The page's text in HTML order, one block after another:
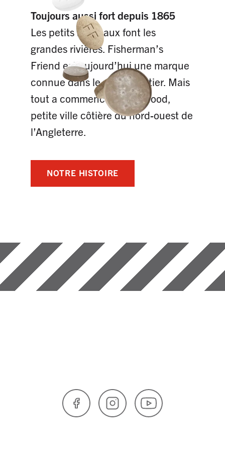
Toujours aussi fort depuis 1865
Les petits ruisseaux font les
grandes rivières. Fisherman’s
Friend est aujourd’hui une marque
connue dans le monde entier. Mais
tout a commencé à Fleetwood,
petite ville côtière du nord-ouest de
l’Angleterre.
NOTRE HISTOIRE